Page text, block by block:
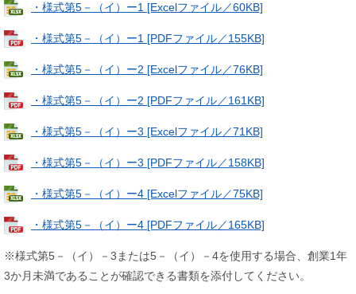
・様式第5－（イ）ー1 [Excelファイル／60KB]
・様式第5－（イ）ー1 [PDFファイル／155KB]
・様式第5－（イ）ー2 [Excelファイル／76KB]
・様式第5－（イ）ー2 [PDFファイル／161KB]
・様式第5－（イ）ー3 [Excelファイル／71KB]
・様式第5－（イ）ー3 [PDFファイル／158KB]
・様式第5－（イ）ー4 [Excelファイル／75KB]
・様式第5－（イ）ー4 [PDFファイル／165KB]
※様式第5－（イ）－3または5－（イ）－4を使用する場合、創業1年
3か月未満であることが確認できる書類を添付してください。